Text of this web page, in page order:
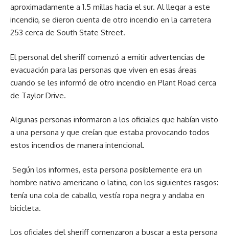
aproximadamente a 1.5 millas hacia el sur. Al llegar a este
incendio, se dieron cuenta de otro incendio en la carretera
253 cerca de South State Street.
El personal del sheriff comenzó a emitir advertencias de
evacuación para las personas que viven en esas áreas
cuando se les informó de otro incendio en Plant Road cerca
de Taylor Drive.
Algunas personas informaron a los oficiales que habían visto
a una persona y que creían que estaba provocando todos
estos incendios de manera intencional.
Según los informes, esta persona posiblemente era un
hombre nativo americano o latino, con los siguientes rasgos:
tenía una cola de caballo, vestía ropa negra y andaba en
bicicleta.
Los oficiales del sheriff comenzaron a buscar a esta persona